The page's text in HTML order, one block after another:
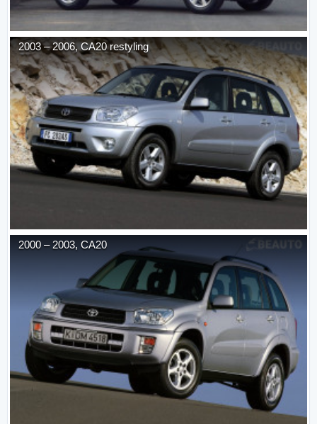
2003–2006,CA20 restyling
2000 – 2003, CA20